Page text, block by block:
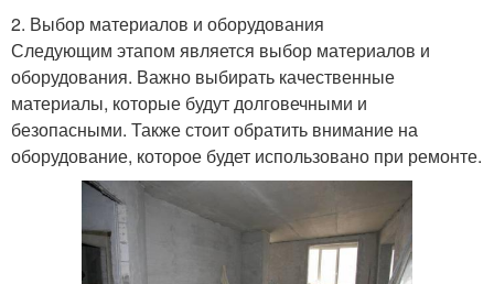
2. Выбор материалов и оборудования
Следующим этапом является выбор материалов и
оборудования. Важно выбирать качественные
материалы, которые будут долговечными и
безопасными. Также стоит обратить внимание на
оборудование, которое будет использовано при ремонте.